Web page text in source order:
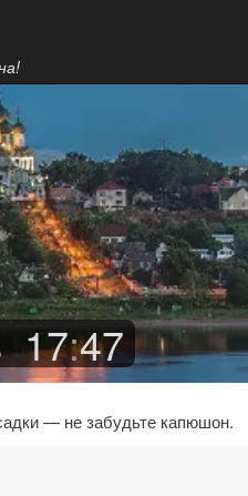
17:47
— не забудьте капюшон.